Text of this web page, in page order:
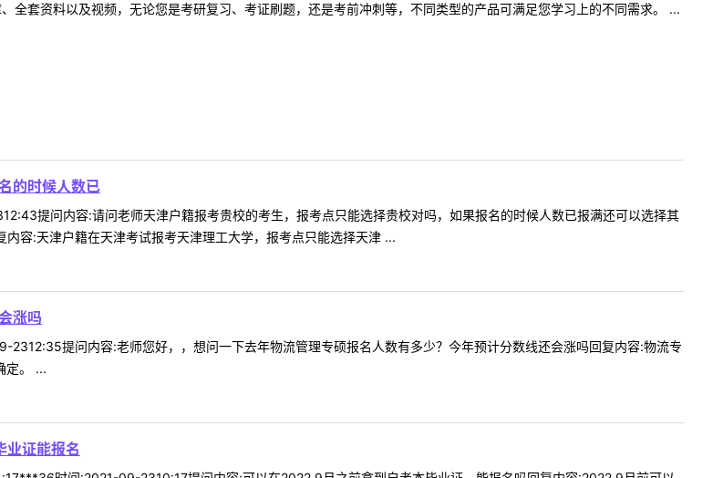
全套资料以及视频，无论您是考研复习、考证刷题，还是考前冲刺等，不同类型的产品可满足您学习上的不同需求。 ...
的时候人数已
提问内容:请问老师天津户籍报考贵校的考生，报考点只能选择贵校对吗，如果报名的时候人数已报满还可以选择其
容:天津户籍在天津考试报考天津理工大学，报考点只能选择天津 ...
涨吗
提问内容:老师您好，，想问一下去年物流管理专硕报名人数有多少？今年预计分数线还会涨吗回复内容:物流专
定。 ...
业证能报名